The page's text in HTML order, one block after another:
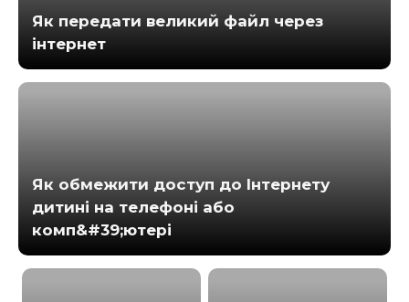
Як передати великий файл через
інтернет
Як обмежити доступ до Інтернету
дитині на телефоні або
комп&#39;ютері